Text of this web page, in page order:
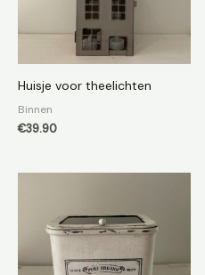
Huisje voor theelichten
Binnen
€39.90